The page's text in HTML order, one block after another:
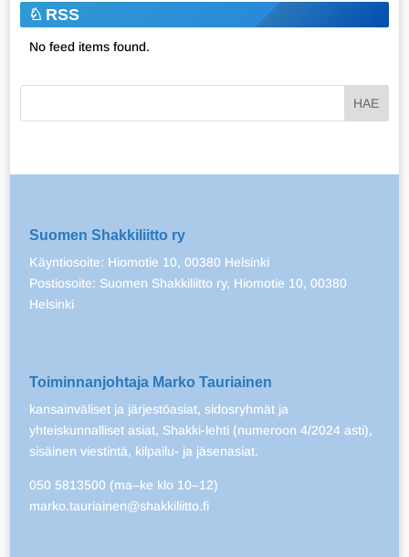
RSS
No feed items found.
Suomen Shakkiliitto ry
Käyntiosoite: Hiomotie 10, 00380 Helsinki
Postiosoite: Suomen Shakkiliitto ry, Hiomotie 10, 00380
Helsinki
Toiminnanjohtaja Marko Tauriainen
kansainväliset ja järjestöasiat, sidosryhmät ja
yhteiskunnalliset asiat, Shakki-lehti (numeroon 4/2024 asti),
sisäinen viestintä, kilpailu- ja jäsenasiat.
050 5813500 (ma–ke klo 10–12)
marko.tauriainen@shakkiliitto.fi